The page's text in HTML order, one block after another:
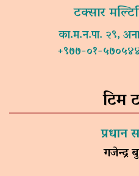
टक्सार
का.म.न.पा. २९,
+९७७-०१-
टिम
प्रधान
गजेन्द्र